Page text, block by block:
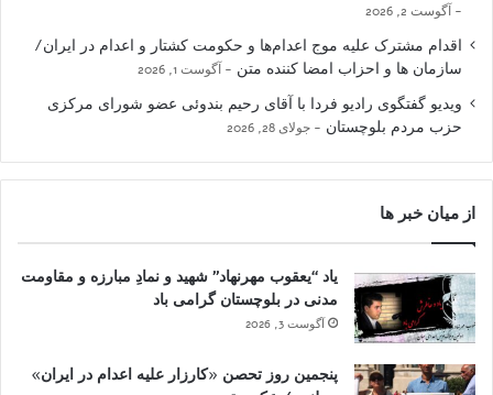
آگوست 2, 2026
اقدام مشترک علیه موج اعدام‌ها و حکومت کشتار و اعدام در ایران/
سازمان ها و احزاب امضا کننده متن
آگوست 1, 2026
ویدیو گفتگوی رادیو فردا با آقای رحیم بندوئی عضو شورای مرکزی
حزب مردم بلوچستان
جولای 28, 2026
از میان خبر ها
یاد “یعقوب مهرنهاد” شهید و نمادِ مبارزه و مقاومت
مدنی در بلوچستان گرامی باد
آگوست 3, 2026
پنجمین روز تحصن «کارزار علیه اعدام در ایران»